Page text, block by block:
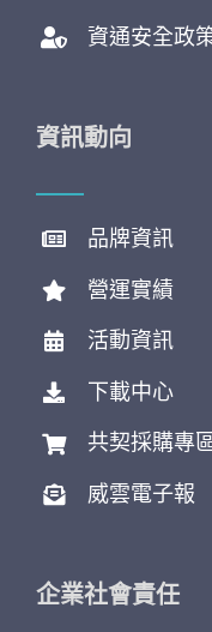
資通安全政
資訊動向
品牌資訊
營運實績
活動資訊
下載中心
共契採購專
威雲電子報
企業社會責任